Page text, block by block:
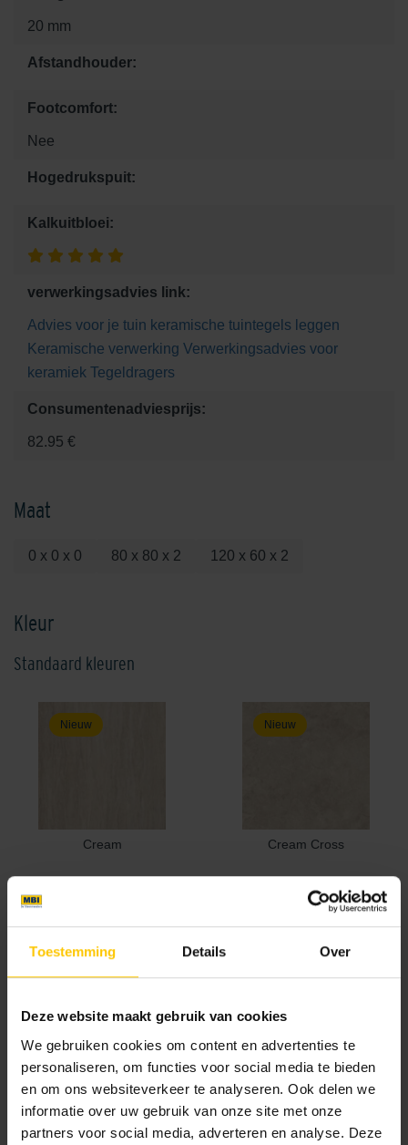
Toestemming Details Over
Deze website maakt gebruik van cookies
We gebruiken cookies om content en advertenties te
personaliseren, om functies voor social media te bieden
en om ons websiteverkeer te analyseren. Ook delen we
informatie over uw gebruik van onze site met onze
partners voor social media, adverteren en analyse. Deze
20 mm
Afstandhouder:
Footcomfort:
Nee
Hogedrukspuit:
Kalkuitbloei:
verwerkingsadvies link:
Advies voor je tuin keramische tuintegels leggen
Keramische verwerking Verwerkingsadvies voor
keramiek Tegeldragers
Consumentenadviesprijs:
82.95 €
Maat
0 x 0 x 0 80 x 80 x 2 120 x 60 x 2
Kleur
Standaard kleuren
Nieuw
Cream
Nieuw
Cream Cross
Oyster Oyster Cross
Nieuw